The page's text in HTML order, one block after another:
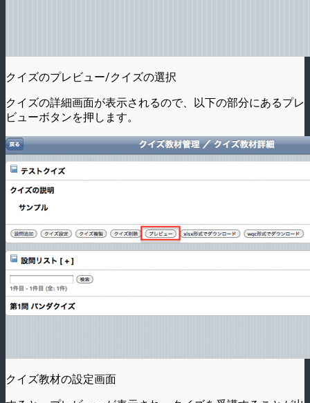
クイズのプレビュー/クイズの選択
クイズの詳細画面が表示されるので、以下の部分にあるプレ
ビューボタンを押します。
クイズ教材の設定画面